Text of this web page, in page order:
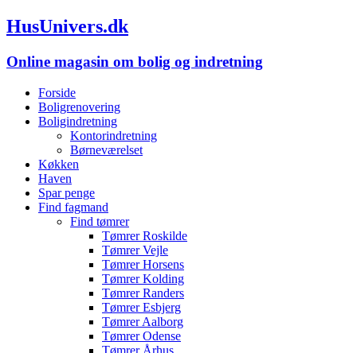
HusUnivers.dk
Online magasin om bolig og indretning
Forside
Boligrenovering
Boligindretning
Kontorindretning
Børneværelset
Køkken
Haven
Spar penge
Find fagmand
Find tømrer
Tømrer Roskilde
Tømrer Vejle
Tømrer Horsens
Tømrer Kolding
Tømrer Randers
Tømrer Esbjerg
Tømrer Aalborg
Tømrer Odense
Tømrer Århus